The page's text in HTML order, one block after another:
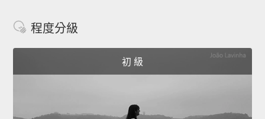
程度分級
初 級